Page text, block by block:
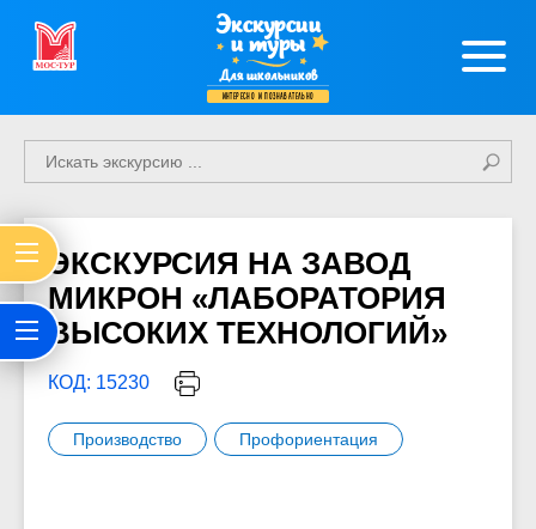
Экскурсии
и туры
Для школьников
интересно и познавательно
ЭКСКУРСИЯ НА ЗАВОД
МИКРОН «ЛАБОРАТОРИЯ
ВЫСОКИХ ТЕХНОЛОГИЙ»
КОД: 15230
Производство Профориентация